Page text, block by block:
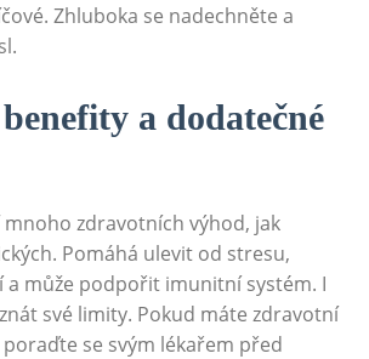
Zhluboka se nadechněte a
a dodatečné
zdravotních výhod, jak
Pomáhá ulevit od stresu,
a může podpořit imunitní systém. I
své limity. Pokud máte zdravotní
se svým lékařem před